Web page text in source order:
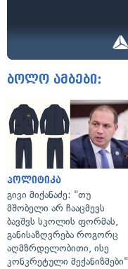
ბოლო ამბები:
პოლიტიკა
გივი მიქანაძე: "თუ
მშობელი არ ჩააცმევს
ბავშვს სკოლის ფორმას,
განისაზღვრება როგორც
აღმზრდელობითი, ისე
კონკრეტული მექანიზმები"